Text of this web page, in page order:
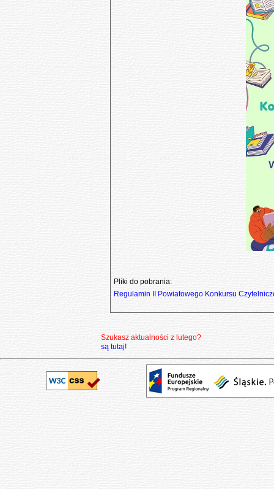
Pliki do pobrania:
Regulamin II Powiatowego Konkursu
Szukasz aktualności z lutego?
są tutaj!